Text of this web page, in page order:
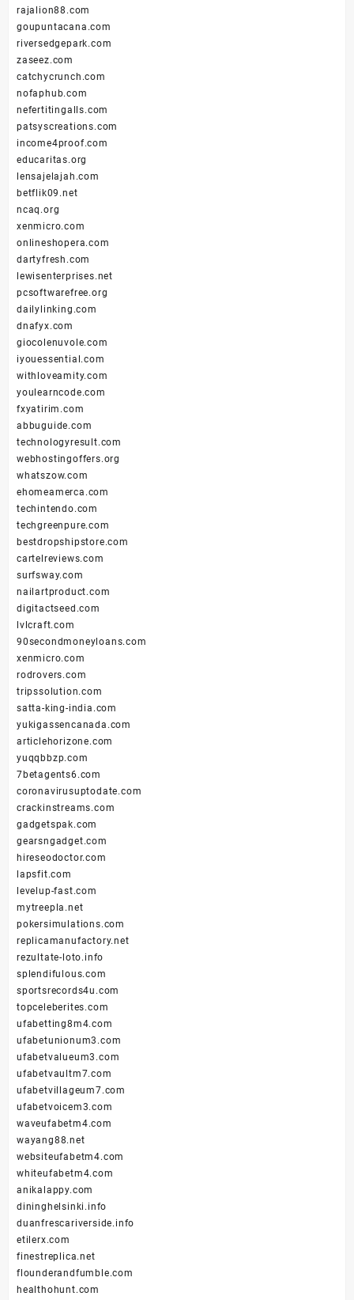
rajalion88.com
goupuntacana.com
riversedgepark.com
zaseez.com
catchycrunch.com
nofaphub.com
nefertitingalls.com
patsyscreations.com
income4proof.com
educaritas.org
lensajelajah.com
betflik09.net
ncaq.org
xenmicro.com
onlineshopera.com
dartyfresh.com
lewisenterprises.net
pcsoftwarefree.org
dailylinking.com
dnafyx.com
giocolenuvole.com
iyouessential.com
withloveamity.com
youlearncode.com
fxyatirim.com
abbuguide.com
technologyresult.com
webhostingoffers.org
whatszow.com
ehomeamerca.com
techintendo.com
techgreenpure.com
bestdropshipstore.com
cartelreviews.com
surfsway.com
nailartproduct.com
digitactseed.com
lvlcraft.com
90secondmoneyloans.com
xenmicro.com
rodrovers.com
tripssolution.com
satta-king-india.com
yukigassencanada.com
articlehorizone.com
yuqqbbzp.com
7betagents6.com
coronavirusuptodate.com
crackinstreams.com
gadgetspak.com
gearsngadget.com
hireseodoctor.com
lapsfit.com
levelup-fast.com
mytreepla.net
pokersimulations.com
replicamanufactory.net
rezultate-loto.info
splendifulous.com
sportsrecords4u.com
topceleberites.com
ufabetting8m4.com
ufabetunionum3.com
ufabetvalueum3.com
ufabetvaultm7.com
ufabetvillageum7.com
ufabetvoicem3.com
waveufabetm4.com
wayang88.net
websiteufabetm4.com
whiteufabetm4.com
anikalappy.com
dininghelsinki.info
duanfrescariverside.info
etilerx.com
finestreplica.net
flounderandfumble.com
healthohunt.com